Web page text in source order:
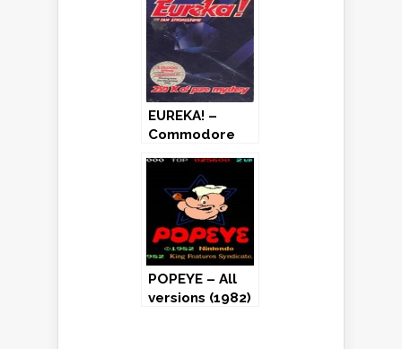
EUREKA! –
Commodore
Spectrum
(1984)
POPEYE – All
versions (1982)